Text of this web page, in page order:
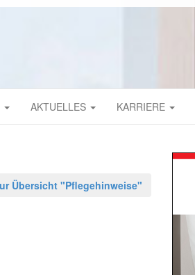
AKTUELLES KARRIERE
Zurück zur Übersicht "Pflegehinweise"